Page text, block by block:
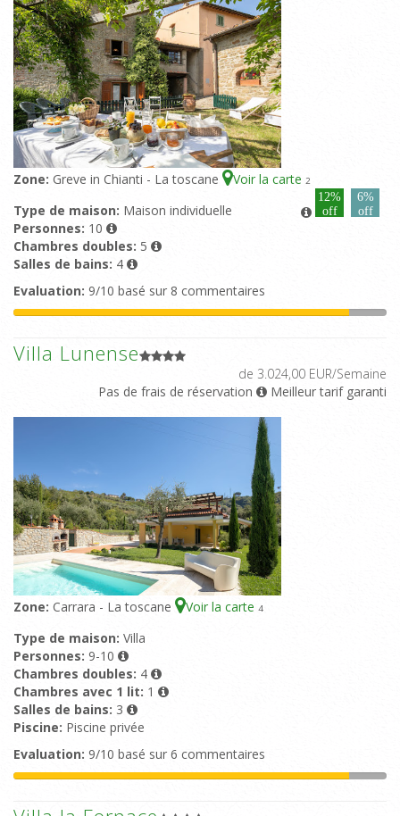
Zone: Greve in Chianti - La toscane Voir la carte 2
12%
off
6%
off
Type de maison: Maison individuelle
Personnes: 10
Chambres doubles: 5
Salles de bains: 4
Evaluation: 9/10 basé sur 8 commentaires
Villa Lunense
de 3.024,00 EUR/Semaine
Pas de frais de réservation
Meilleur tarif garanti
Zone: Carrara - La toscane Voir la carte 4
Type de maison: Villa
Personnes: 9-10
Chambres doubles: 4
Chambres avec 1 lit: 1
Salles de bains: 3
Piscine: Piscine privée
Evaluation: 9/10 basé sur 6 commentaires